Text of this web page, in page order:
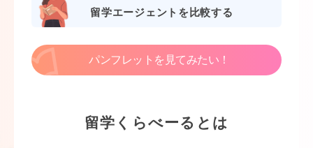
留学エージェントを比較する
パンフレットを見てみたい！
留学くらべーるとは